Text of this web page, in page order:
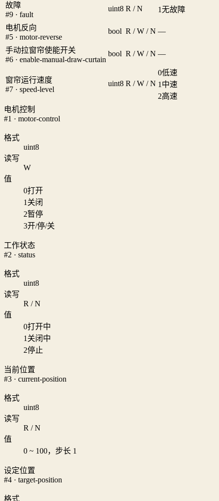
故障
#9 · fault
uint8 R / N 1无故障
电机反向
#5 · motor-reverse
bool R / W / N —
手动拉窗帘使能开关
#6 · enable-manual-draw-curtain
bool R / W / N —
窗帘运行速度
#7 · speed-level
uint8 R / W / N
0低速
1 中速
2高速
电机控制
#1 · motor-control
格式
uint8
读写
W
值
0打开
1 关闭
2暂停
3开/停/关
工作状态
#2 · status
格式
uint8
读写
R / N
值
0打开中
1 关闭中
2停止
当前位置
#3 · current-position
格式
uint8
读写
R / N
值
0 ~ 100，步长 1
设定位置
#4 · target-position
格式